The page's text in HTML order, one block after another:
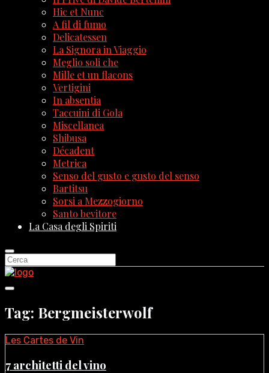
Hic et Nunc
A fil di fumo
Delicatessen
La Signora in Viaggio
Meglio soli che
Mille et un flacons
Vertigini
In absentia
Taccuini di Gola
Miscellanea
Shibusa
Décadent
Metrica
Senso del gusto e gusto del senso
Bartitsu
Sorsi a Mezzogiorno
Santo bevitore
La Casa degli Spiriti
Tag: Bergmeisterwolf
Les Cartes de Vin
7 architetti del vino